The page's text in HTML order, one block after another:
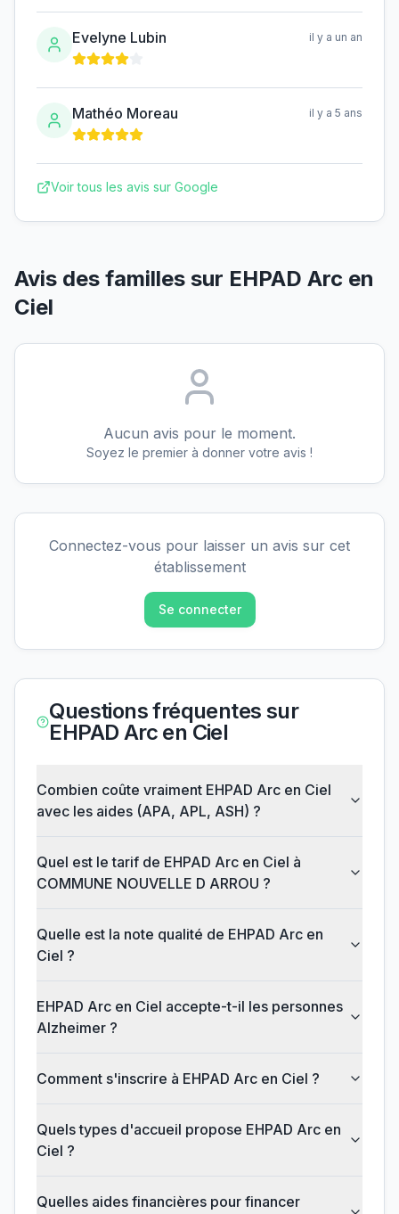
Evelyne Lubin il y a un an
Mathéo Moreau il y a 5 ans
Voir tous les avis sur Google
Avis des familles sur EHPAD Arc en
Ciel
Aucun avis pour le moment.
Soyez le premier à donner votre avis !
Connectez-vous pour laisser un avis sur cet
établissement
Se connecter
Questions fréquentes sur
EHPAD Arc en Ciel
Combien coûte vraiment EHPAD Arc en Ciel
avec les aides (APA, APL, ASH) ?
Quel est le tarif de EHPAD Arc en Ciel à
COMMUNE NOUVELLE D ARROU ?
Quelle est la note qualité de EHPAD Arc en
Ciel ?
EHPAD Arc en Ciel accepte-t-il les personnes
Alzheimer ?
Comment s'inscrire à EHPAD Arc en Ciel ?
Quels types d'accueil propose EHPAD Arc en
Ciel ?
Quelles aides financières pour financer